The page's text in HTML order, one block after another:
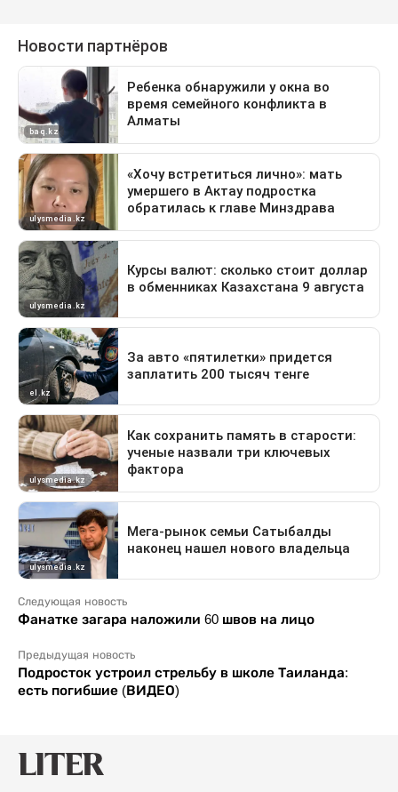
Следующая новость
Фанатке загара наложили 60 швов на лицо
Предыдущая новость
Подросток устроил стрельбу в школе Таиланда:
есть погибшие (ВИДЕО)